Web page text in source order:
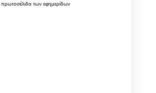
πρωτοσέλιδα των εφημερίδων